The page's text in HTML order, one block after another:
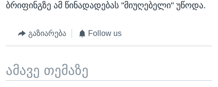
ბრიფინგზე ამ წინადადებას "მიუღებელი" უწოდა.
გაზიარება Follow us
ამავე თემაზე